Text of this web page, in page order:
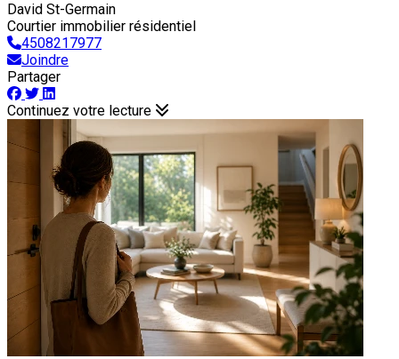
David St-Germain
Courtier immobilier résidentiel
4508217977
Joindre
Partager
Continuez votre lecture